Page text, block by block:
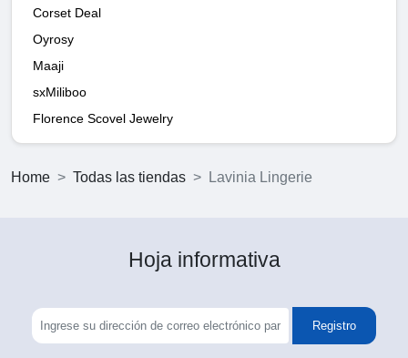
Corset Deal
Oyrosy
Maaji
sxMiliboo
Florence Scovel Jewelry
Home Todas las tiendas Lavinia Lingerie
Hoja informativa
Registro